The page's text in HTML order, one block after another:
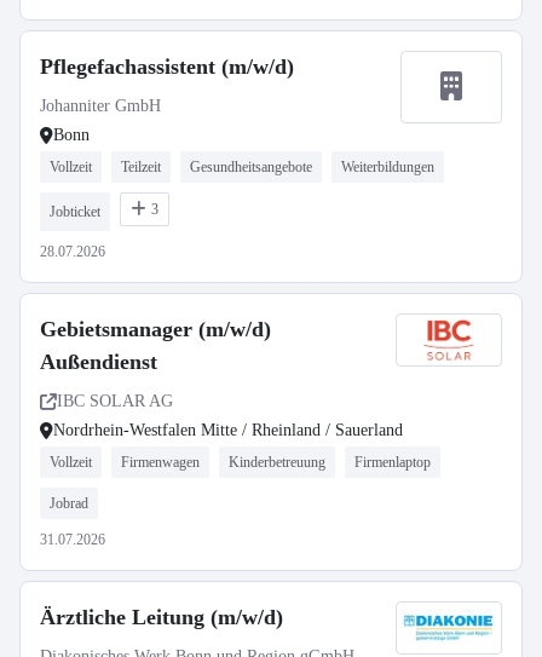
Pflegefachassistent (m/w/d)
Johanniter GmbH
Bonn
Vollzeit Teilzeit Gesundheitsangebote Weiterbildungen
Jobticket 3
28.07.2026
Gebietsmanager (m/w/d)
Außendienst
IBC SOLAR AG
Nordrhein-Westfalen Mitte / Rheinland / Sauerland
Vollzeit Firmenwagen Kinderbetreuung Firmenlaptop
Jobrad
31.07.2026
Ärztliche Leitung (m/w/d)